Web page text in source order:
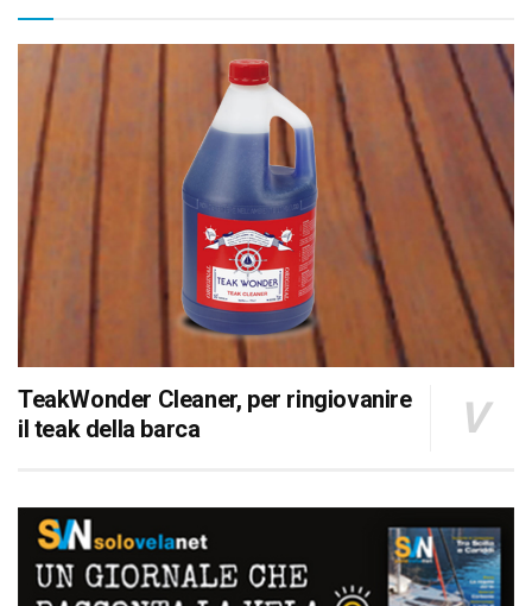
TeakWonder Cleaner, per ringiovanire
il teak della barca